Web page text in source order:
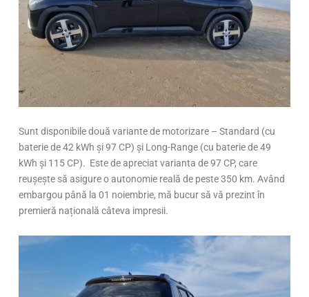
Sunt disponibile două variante de motorizare – Standard (cu
baterie de 42 kWh și 97 CP) și Long-Range (cu baterie de 49
kWh și 115 CP). Este de apreciat varianta de 97 CP, care
reușește să asigure o autonomie reală de peste 350 km. Având
embargou până la 01 noiembrie, mă bucur să vă prezint în
premieră națională câteva impresii.